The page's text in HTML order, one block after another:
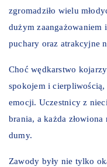
zgromadziło wielu
dużym
puchary oraz atrakcyjne
Choć wędkarstwo
spokojem i cierpliwością,
emocji. Uczestnicy z
brania, a każda
dumy.
Zawody były nie tylko